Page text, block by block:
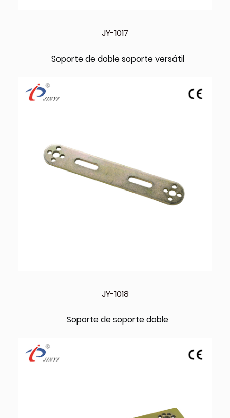
JY-1017
Soporte de doble soporte versátil
JY-1018
Soporte de soporte doble